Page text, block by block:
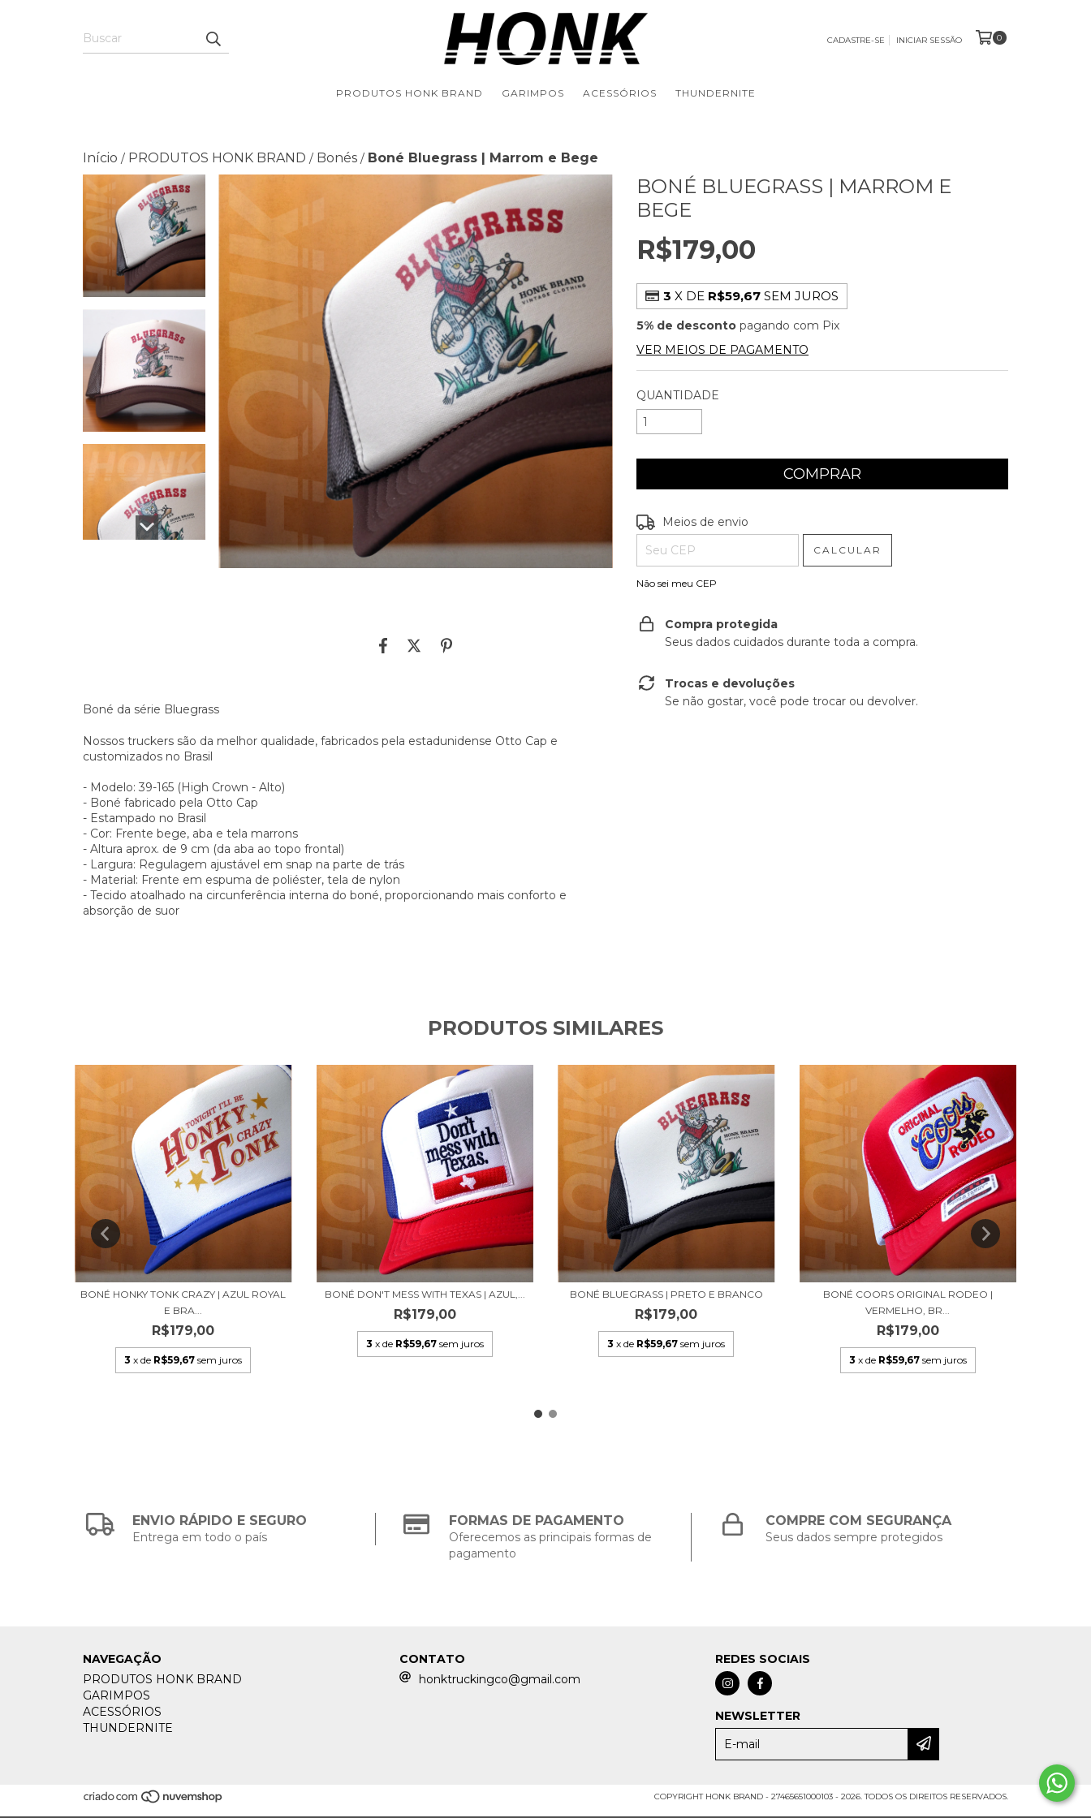
CADASTRE-SE INICIAR SESSÃO 0
PRODUTOS HONK BRAND GARIMPOS ACESSÓRIOS THUNDERNITE
Início / PRODUTOS HONK BRAND / Bonés / Boné Bluegrass | Marrom e Bege
Boné da série Bluegrass
Nossos truckers são da melhor qualidade, fabricados pela estadunidense Otto Cap e
customizados no Brasil
- Modelo: 39-165 (High Crown - Alto)
- Boné fabricado pela Otto Cap
- Estampado no Brasil
- Cor: Frente bege, aba e tela marrons
- Altura aprox. de 9 cm (da aba ao topo frontal)
- Largura: Regulagem ajustável em snap na parte de trás
- Material: Frente em espuma de poliéster, tela de nylon
- Tecido atoalhado na circunferência interna do boné, proporcionando mais conforto e
absorção de suor
BONÉ BLUEGRASS | MARROM E
BEGE
R$179,00
3 X DE R$59,67 SEM JUROS
5% de desconto pagando com Pix
VER MEIOS DE PAGAMENTO
QUANTIDADE
Entregas para o CEP:
Meios de envio
CALCULAR
Não sei meu CEP
Compra protegida
Seus dados cuidados durante toda a compra.
Trocas e devoluções
Se não gostar, você pode trocar ou devolver.
PRODUTOS SIMILARES
BONÉ HONKY TONK CRAZY | AZUL ROYAL
E BRA...
R$179,00
3 x de R$59,67 sem juros
BONÉ DON'T MESS WITH TEXAS | AZUL,...
R$179,00
3 x de R$59,67 sem juros
BONÉ BLUEGRASS | PRETO E BRANCO
R$179,00
3 x de R$59,67 sem juros
BONÉ COORS ORIGINAL RODEO |
VERMELHO, BR...
R$179,00
3 x de R$59,67 sem juros
ENVIO RÁPIDO E SEGURO
Entrega em todo o país
FORMAS DE PAGAMENTO
Oferecemos as principais formas de
pagamento
COMPRE COM SEGURANÇA
Seus dados sempre protegidos
NAVEGAÇÃO
PRODUTOS HONK BRAND
GARIMPOS
ACESSÓRIOS
THUNDERNITE
CONTATO
honktruckingco@gmail.com
REDES SOCIAIS
NEWSLETTER
COPYRIGHT HONK BRAND - 27465651000103 - 2026. TODOS OS DIREITOS RESERVADOS.